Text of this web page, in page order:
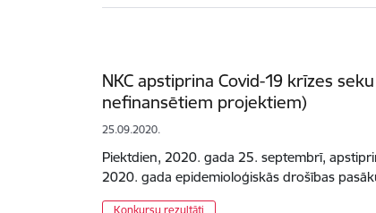
NKC apstiprina Covid-19 krīzes
nefinansētiem projektiem)
25.09.2020.
Piektdien, 2020. gada 25. septembrī,
2020. gada epidemioloģiskās drošības
Konkursu rezultāti